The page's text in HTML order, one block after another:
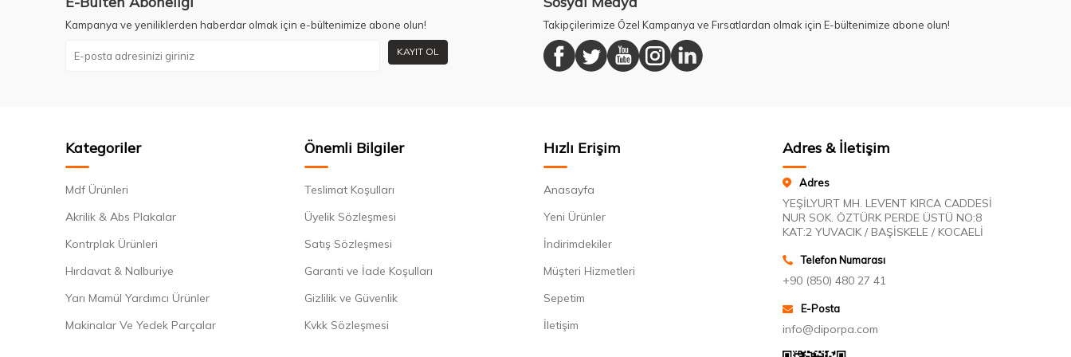
Kampanya ve yeniliklerden haberdar olmak için e-bültenimize abone olun!
KAYIT OL
Takipçilerimize Özel Kampanya ve Fırsatlardan olmak için E-bültenimize abone olun!
Kategoriler
Mdf Ürünleri
Akrilik & Abs Plakalar
Kontrplak Ürünleri
Hırdavat & Nalburiye
Yarı Mamül Yardımcı Ürünler
Makinalar Ve Yedek Parçalar
Önemli Bilgiler
Teslimat Koşulları
Üyelik Sözleşmesi
Satış Sözleşmesi
Garanti ve İade Koşulları
Gizlilik ve Güvenlik
Kvkk Sözleşmesi
Hızlı Erişim
Anasayfa
Yeni Ürünler
İndirimdekiler
Müşteri Hizmetleri
Sepetim
İletişim
Adres & İletişim
Adres
YEŞİLYURT MH. LEVENT KIRCA CADDESİ
NUR SOK. ÖZTÜRK PERDE ÜSTÜ NO:8
KAT:2 YUVACIK / BAŞİSKELE / KOCAELİ
Telefon Numarası
+90 (850) 480 27 41
E-Posta
info@diporpa.com